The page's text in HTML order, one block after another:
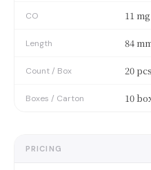
CO 11 mg
Length 84
Count / Box 20 pcs
Boxes / Carton 10
PRICING